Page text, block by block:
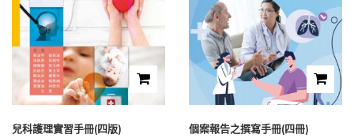
兒科護理實習手冊(四版) 個案報告之撰寫手冊(四冊)